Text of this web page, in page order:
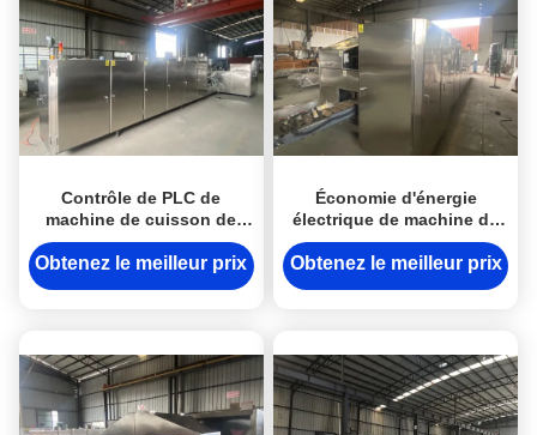
Contrôle de PLC de
machine de cuisson de
cornet de crème glacée
d'acier inoxydable
Obtenez le meilleur prix
Économie d'énergie
électrique de machine de
cuisson de cornet de
crème glacée de chauffage
Obtenez le meilleur prix